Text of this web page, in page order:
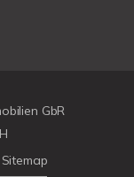
GbR
Sitemap